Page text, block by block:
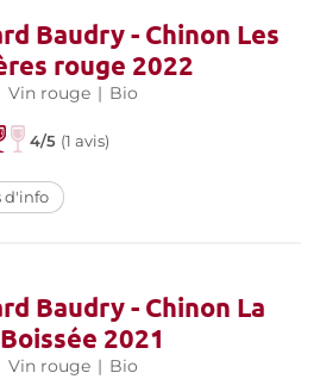
Baudry - Chinon Les
rouge 2022
Vin rouge | Bio
4/5 (1 avis)
d'info
Baudry - Chinon La
2021
Vin rouge | Bio